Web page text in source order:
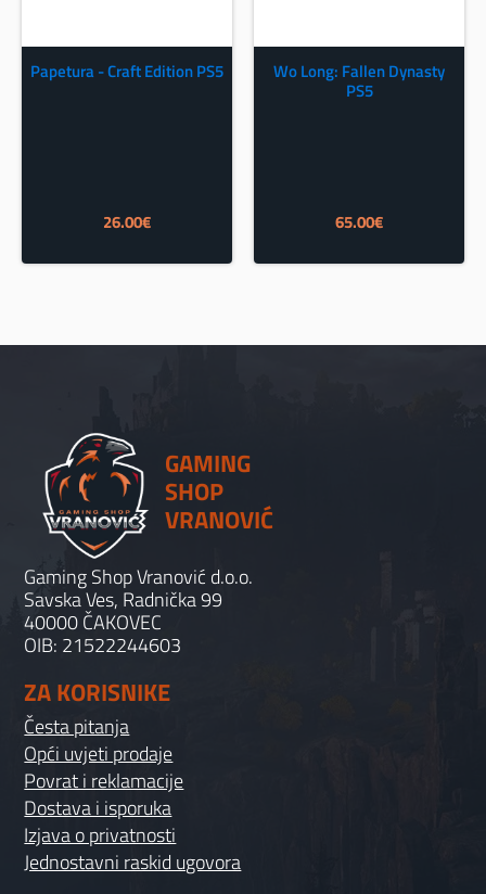
Papetura - Craft Edition PS5
26.00€
Wo Long: Fallen Dynasty
PS5
65.00€
GAMING
SHOP
VRANOVIĆ
Gaming Shop Vranović d.o.o.
Savska Ves, Radnička 99
40000 ČAKOVEC
OIB: 21522244603
ZA KORISNIKE
Česta pitanja
Opći uvjeti prodaje
Povrat i reklamacije
Dostava i isporuka
Izjava o privatnosti
Jednostavni raskid ugovora